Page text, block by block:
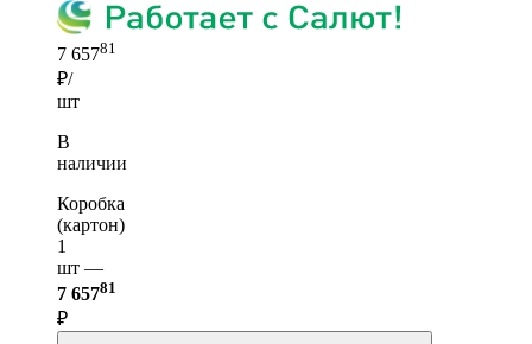
7 65781
₽/
шт
В
наличии
Коробка
(картон)
1
шт —
7 65781
₽